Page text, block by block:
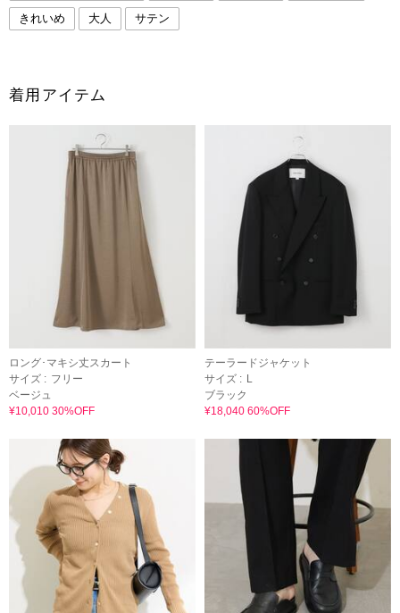
きれいめ 大人 サテン
着用アイテム
ロング･マキシ丈スカート
サイズ : フリー
ベージュ
¥10,010 30%OFF
テーラードジャケット
サイズ : L
ブラック
¥18,040 60%OFF